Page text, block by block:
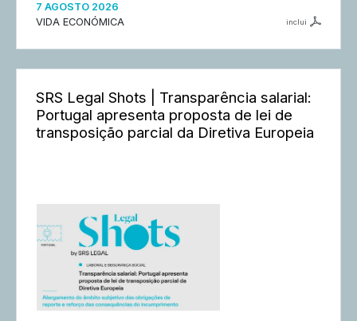
7 AGOSTO 2026
VIDA ECONÓMICA
inclui
SRS Legal Shots | Transparência salarial:
Portugal apresenta proposta de lei de
transposição parcial da Diretiva Europeia